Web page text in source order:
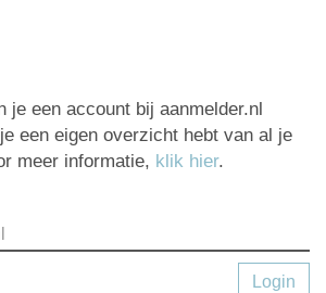
je een account bij aanmelder.nl
een eigen overzicht hebt van al je
meer informatie, klik hier.
Login